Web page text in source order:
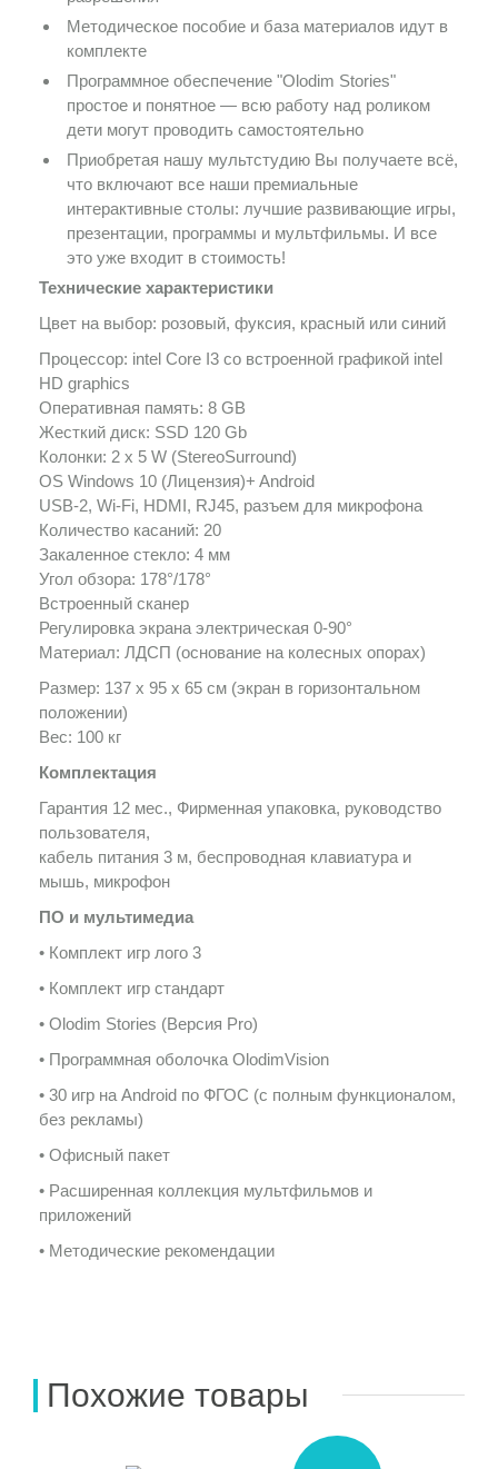
Методическое пособие и база материалов идут в
комплекте
Программное обеспечение "Olodim Stories"
простое и понятное — всю работу над роликом
дети могут проводить самостоятельно
Приобретая нашу мультстудию Вы получаете всё,
что включают все наши премиальные
интерактивные столы: лучшие развивающие игры,
презентации, программы и мультфильмы. И все
это уже входит в стоимость!
Технические характеристики
Цвет на выбор: розовый, фуксия, красный или синий
Процессор: intel Core I3 со встроенной графикой intel
HD graphics
Оперативная память: 8 GB
Жесткий диск: SSD 120 Gb
Колонки: 2 х 5 W (StereoSurround)
OS Windows 10 (Лицензия)+ Android
USB-2, Wi-Fi, HDMI, RJ45, разъем для микрофона
Количество касаний: 20
Закаленное стекло: 4 мм
Угол обзора: 178°/178°
Встроенный сканер
Регулировка экрана электрическая 0-90°
Материал: ЛДСП (основание на колесных опорах)
Размер: 137 х 95 х 65 см (экран в горизонтальном
положении)
Вес: 100 кг
Комплектация
Гарантия 12 мес., Фирменная упаковка, руководство
пользователя,
кабель питания 3 м, беспроводная клавиатура и
мышь, микрофон
ПО и мультимедиа
• Комплект игр лого 3
• Комплект игр стандарт
• Olodim Stories (Версия Pro)
• Программная оболочка OlodimVision
• 30 игр на Android по ФГОС (с полным функционалом,
без рекламы)
• Офисный пакет
• Расширенная коллекция мультфильмов и
приложений
• Методические рекомендации
Похожие товары